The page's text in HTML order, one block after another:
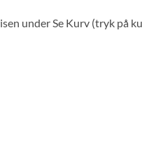
under Se Kurv (tryk på